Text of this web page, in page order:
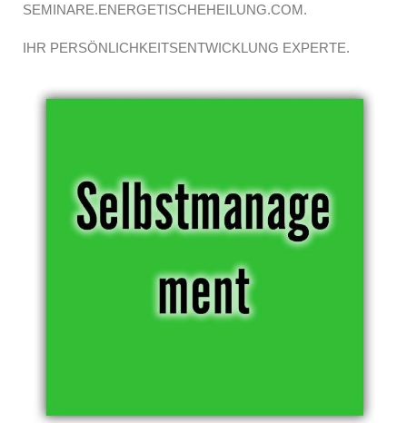
SEMINARE.ENERGETISCHEHEILUNG.COM.
IHR PERSÖNLICHKEITSENTWICKLUNG EXPERTE.